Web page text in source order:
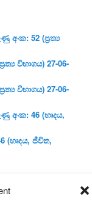
52 (ප්‍ර‍ත්‍ය
විභාගය) 27-06-
විභාගය) 27-06-
46 (හෘදය,
ජීවිත,